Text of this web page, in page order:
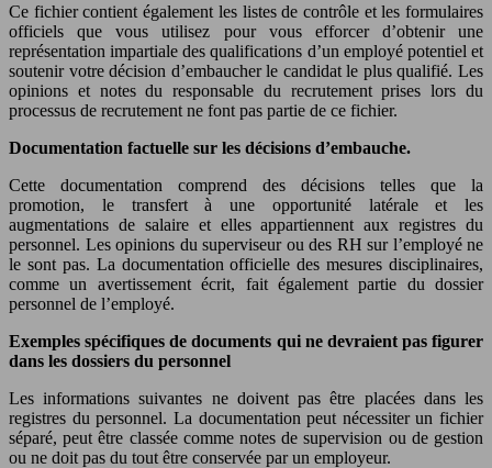
Ce fichier contient également les listes de contrôle et les formulaires
officiels que vous utilisez pour vous efforcer d’obtenir une
représentation impartiale des qualifications d’un employé potentiel et
soutenir votre décision d’embaucher le candidat le plus qualifié. Les
opinions et notes du responsable du recrutement prises lors du
processus de recrutement ne font pas partie de ce fichier.
Documentation factuelle sur les décisions d’embauche.
Cette documentation comprend des décisions telles que la
promotion, le transfert à une opportunité latérale et les
augmentations de salaire et elles appartiennent aux registres du
personnel. Les opinions du superviseur ou des RH sur l’employé ne
le sont pas. La documentation officielle des mesures disciplinaires,
comme un avertissement écrit, fait également partie du dossier
personnel de l’employé.
Exemples spécifiques de documents qui ne devraient pas figurer
dans les dossiers du personnel
Les informations suivantes ne doivent pas être placées dans les
registres du personnel. La documentation peut nécessiter un fichier
séparé, peut être classée comme notes de supervision ou de gestion
ou ne doit pas du tout être conservée par un employeur.